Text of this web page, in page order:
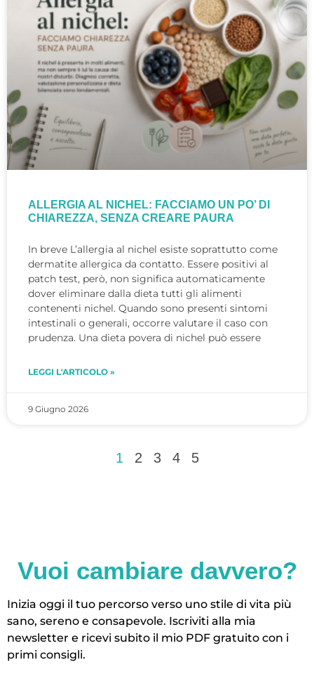
ALLERGIA AL NICHEL: FACCIAMO UN PO’ DI
CHIAREZZA, SENZA CREARE PAURA
In breve L’allergia al nichel esiste soprattutto come
dermatite allergica da contatto. Essere positivi al
patch test, però, non significa automaticamente
dover eliminare dalla dieta tutti gli alimenti
contenenti nichel. Quando sono presenti sintomi
intestinali o generali, occorre valutare il caso con
prudenza. Una dieta povera di nichel può essere
LEGGI L'ARTICOLO »
9 Giugno 2026
1 2 3 4 5
Vuoi cambiare davvero?
Inizia oggi il tuo percorso verso uno stile di vita più
sano, sereno e consapevole. Iscriviti alla mia
newsletter e ricevi subito il mio PDF gratuito con i
primi consigli.